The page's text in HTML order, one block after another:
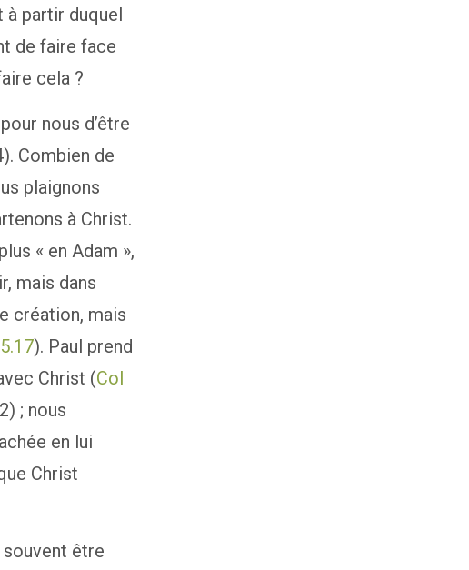
à partir duquel
de faire face
cela ?
nous d’être
Combien de
plaignons
à Christ.
« en Adam »,
mais dans
création, mais
). Paul prend
Christ (Col
; nous
en lui
Christ
souvent être